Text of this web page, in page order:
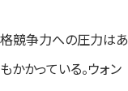
競争力への圧力はあ
かっている。ウォン